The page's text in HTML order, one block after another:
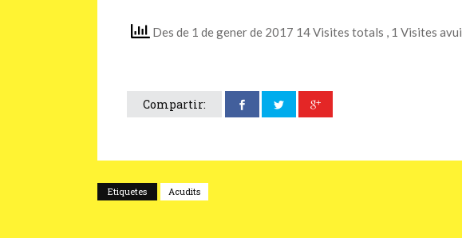
Des de 1 de gener de 2017 14 Visites totals , 1 Visites avui
Compartir:
Etiquetes Acudits